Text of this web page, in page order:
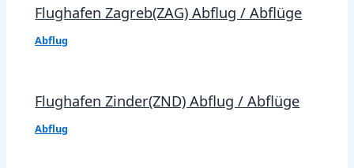
Flughafen Zagreb(ZAG) Abflug / Abflüge
Abflug
Flughafen Zinder(ZND) Abflug / Abflüge
Abflug